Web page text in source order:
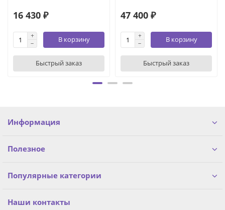
16 430 ₽
В корзину
Быстрый заказ
47 400 ₽
В корзину
Быстрый заказ
Информация
Полезное
Популярные категории
Наши контакты